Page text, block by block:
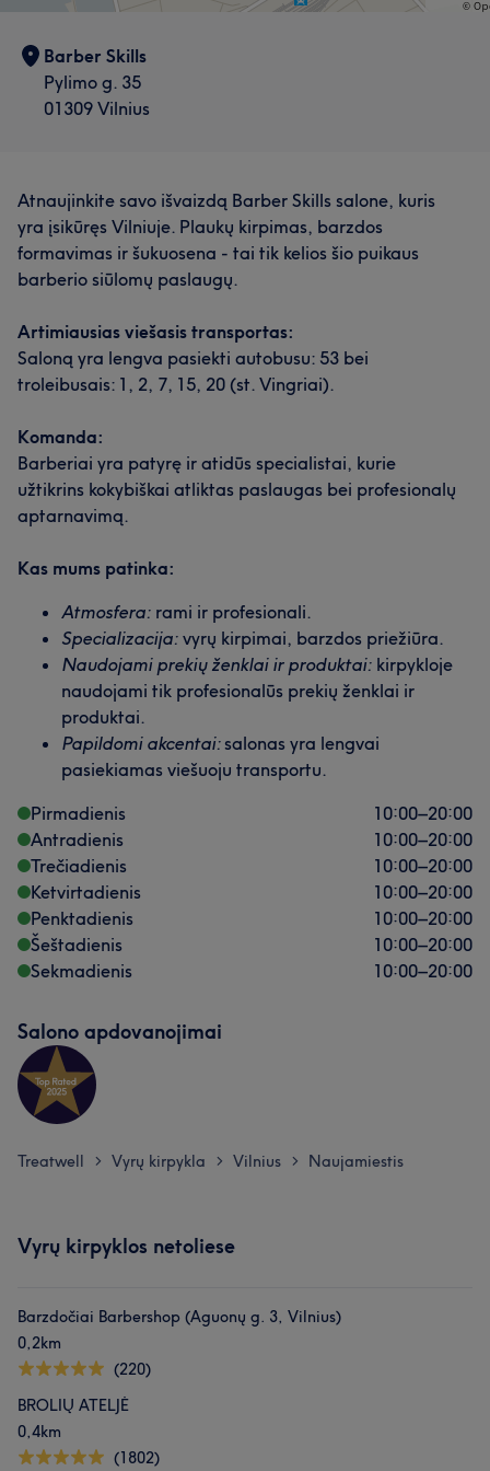
self-confidence.
Paslaugos
Plaukai
Barber Skills
Pylimo g. 35
01309 Vilnius
Atnaujinkite savo išvaizdą Barber Skills salone, kuris
yra įsikūręs Vilniuje. Plaukų kirpimas, barzdos
formavimas ir šukuosena - tai tik kelios šio puikaus
barberio siūlomų paslaugų.
Artimiausias viešasis transportas:
Saloną yra lengva pasiekti autobusu: 53 bei
troleibusais: 1, 2, 7, 15, 20 (st. Vingriai).
Komanda:
Barberiai yra patyrę ir atidūs specialistai, kurie
užtikrins kokybiškai atliktas paslaugas bei profesionalų
aptarnavimą.
Kas mums patinka:
Atmosfera: rami ir profesionali.
Specializacija: vyrų kirpimai, barzdos priežiūra.
Naudojami prekių ženklai ir produktai: kirpykloje
naudojami tik profesionalūs prekių ženklai ir
produktai.
Papildomi akcentai: salonas yra lengvai
pasiekiamas viešuoju transportu.
Pirmadienis
10:00–20:00
Antradienis
10:00–20:00
Trečiadienis
10:00–20:00
Ketvirtadienis
10:00–20:00
Penktadienis
10:00–20:00
Šeštadienis
10:00–20:00
Sekmadienis
10:00–20:00
Salono apdovanojimai
Treatwell > Vyrų kirpykla > Vilnius > Naujamiestis
Vyrų kirpyklos netoliese
Barzdočiai Barbershop (Aguonų g. 3, Vilnius)
0,2km
(220)
BROLIŲ ATELJĖ
0,4km
(1802)